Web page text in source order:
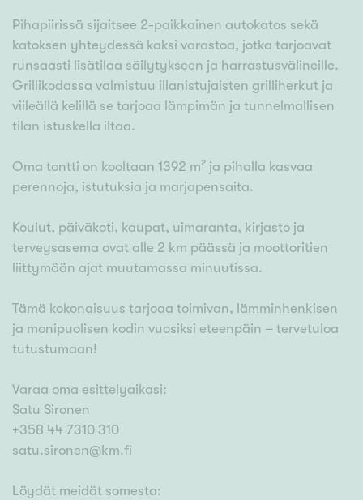
Pihapiirissä sijaitsee 2-paikkainen autokatos sekä
katoksen yhteydessä kaksi varastoa, jotka tarjoavat
runsaasti lisätilaa säilytykseen ja harrastusvälineille.
Grillikodassa valmistuu illanistujaisten grilliherkut ja
viileällä kelillä se tarjoaa lämpimän ja tunnelmallisen
tilan istuskella iltaa.
Oma tontti on kooltaan 1392 m² ja pihalla kasvaa
perennoja, istutuksia ja marjapensaita.
Koulut, päiväkoti, kaupat, uimaranta, kirjasto ja
terveysasema ovat alle 2 km päässä ja moottoritien
liittymään ajat muutamassa minuutissa.
Tämä kokonaisuus tarjoaa toimivan, lämminhenkisen
ja monipuolisen kodin vuosiksi eteenpäin – tervetuloa
tutustumaan!
Varaa oma esittelyaikasi:
Satu Sironen
+358 44 7310 310
satu.sironen@km.fi
Löydät meidät somesta: